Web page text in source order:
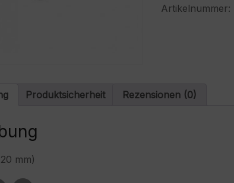
Menge
Artikelnummer:
Produktsicherheit Rezensionen (0)
mm)